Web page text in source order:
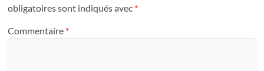
obligatoires sont indiqués avec *
Commentaire *